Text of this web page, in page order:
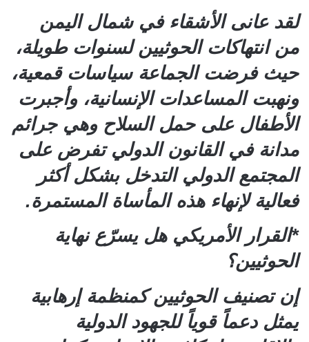
لقد عانى الأشقاء في شمال اليمن
من انتهاكات الحوثيين لسنوات طويلة،
حيث فرضت الجماعة سياسات قمعية،
ونهبت المساعدات الإنسانية، وأجبرت
الأطفال على حمل السلاح وهي جرائم
مدانة في القانون الدولي تفرض على
المجتمع الدولي التدخل بشكل أكثر
فعالية لإنهاء هذه المأساة المستمرة.
*القرار الأمريكي هل يسرّع نهاية
الحوثيين؟
إن تصنيف الحوثيين كمنظمة إرهابية
يمثل دعماً قوياً للجهود الدولية